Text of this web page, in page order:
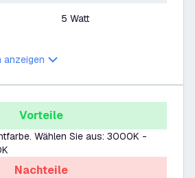
5 Watt
anzeigen
Vorteile
Wählen Sie aus: 3000K -
Nachteile